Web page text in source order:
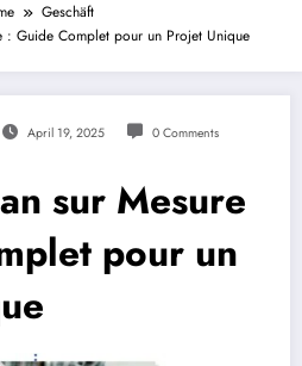
Geschäft
: Guide Complet pour un Projet Unique
April 19, 2025 0 Comments
sur Mesure
pour un